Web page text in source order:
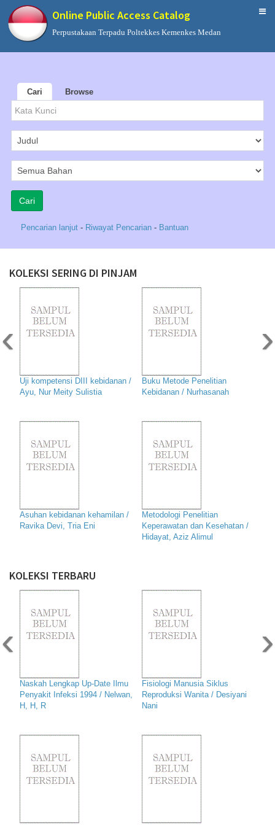
Online Public Access Catalog
Perpustakaan Terpadu Poltekkes Kemenkes Medan
Cari Browse
Pencarian lanjut - Riwayat Pencarian - Bantuan
KOLEKSI SERING DI PINJAM
Uji kompetensi DIII kebidanan /
Ayu, Nur Meity Sulistia
Buku Metode Penelitian
Kebidanan / Nurhasanah
Asuhan kebidanan kehamilan /
Ravika Devi, Tria Eni
Metodologi Penelitian
Keperawatan dan Kesehatan /
Hidayat, Aziz Alimul
‹ ›
KOLEKSI TERBARU
Naskah Lengkap Up-Date Ilmu
Penyakit Infeksi 1994 / Nelwan,
H, H, R
Fisiologi Manusia Siklus
Reproduksi Wanita / Desiyani
Nani
‹ ›